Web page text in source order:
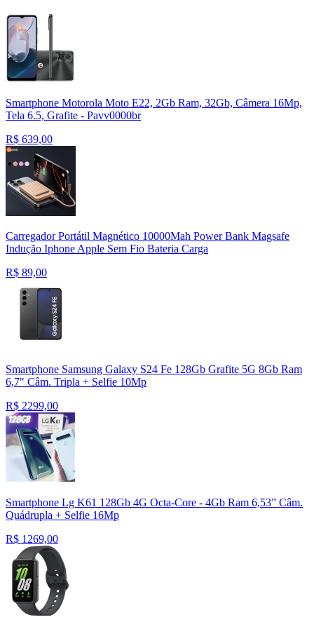
Smartphone Motorola Moto E22, 2Gb Ram, 32Gb, Câmera 16Mp,
Tela 6.5, Grafite - Pavv0000br
R$ 639,00
Carregador Portátil Magnético 10000Mah Power Bank Magsafe
Indução Iphone Apple Sem Fio Bateria Carga
R$ 89,00
Smartphone Samsung Galaxy S24 Fe 128Gb Grafite 5G 8Gb Ram
6,7" Câm. Tripla + Selfie 10Mp
R$ 2299,00
Smartphone Lg K61 128Gb 4G Octa-Core - 4Gb Ram 6,53” Câm.
Quádrupla + Selfie 16Mp
R$ 1269,00